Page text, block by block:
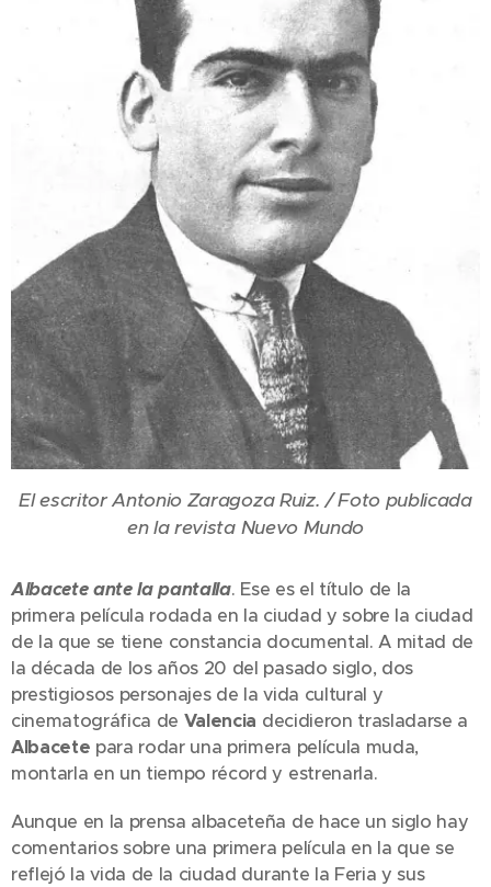
El escritor Antonio Zaragoza Ruiz. / Foto publicada
en la revista Nuevo Mundo
Albacete ante la pantalla. Ese es el título de la
primera película rodada en la ciudad y sobre la ciudad
de la que se tiene constancia documental. A mitad de
la década de los años 20 del pasado siglo, dos
prestigiosos personajes de la vida cultural y
cinematográfica de Valencia decidieron trasladarse a
Albacete para rodar una primera película muda,
montarla en un tiempo récord y estrenarla.
Aunque en la prensa albaceteña de hace un siglo hay
comentarios sobre una primera película en la que se
reflejó la vida de la ciudad durante la Feria y sus